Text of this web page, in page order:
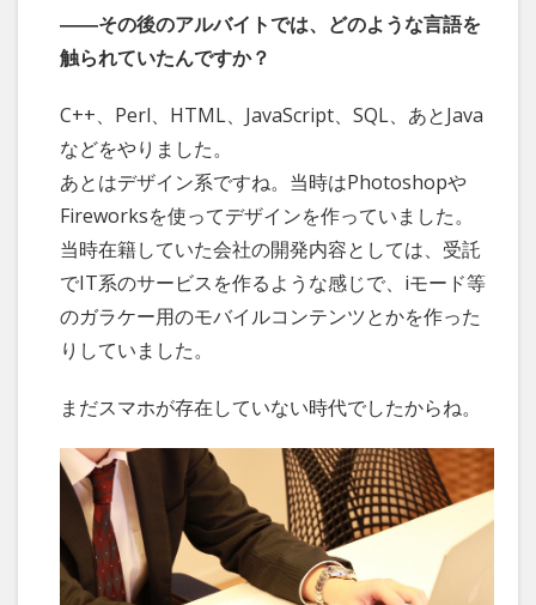
――その後のアルバイトでは、どのような言語を
触られていたんですか？
C++、Perl、HTML、JavaScript、SQL、あとJava
などをやりました。
あとはデザイン系ですね。当時はPhotoshopや
Fireworksを使ってデザインを作っていました。
当時在籍していた会社の開発内容としては、受託
でIT系のサービスを作るような感じで、iモード等
のガラケー用のモバイルコンテンツとかを作った
りしていました。
まだスマホが存在していない時代でしたからね。